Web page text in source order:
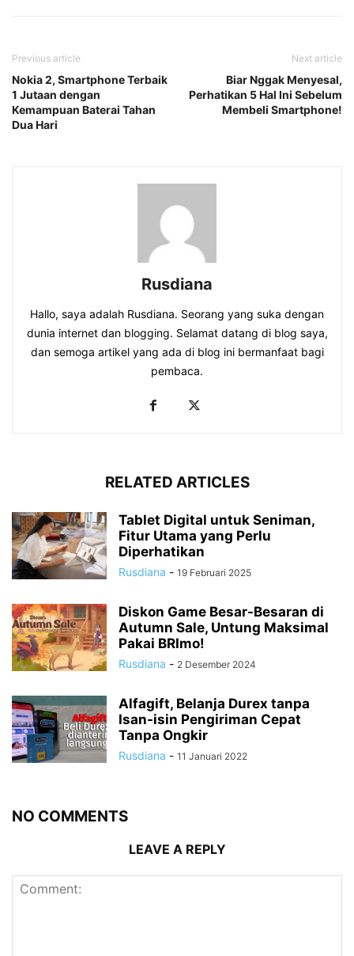
Previous article
Nokia 2, Smartphone Terbaik
1 Jutaan dengan
Kemampuan Baterai Tahan
Dua Hari
Next article
Biar Nggak Menyesal,
Perhatikan 5 Hal Ini Sebelum
Membeli Smartphone!
Rusdiana
Hallo, saya adalah Rusdiana. Seorang yang suka dengan
dunia internet dan blogging. Selamat datang di blog saya,
dan semoga artikel yang ada di blog ini bermanfaat bagi
pembaca.
RELATED ARTICLES
Tablet Digital untuk Seniman,
Fitur Utama yang Perlu
Diperhatikan
Rusdiana - 19 Februari 2025
Diskon Game Besar-Besaran di
Autumn Sale, Untung Maksimal
Pakai BRImo!
Rusdiana - 2 Desember 2024
Alfagift, Belanja Durex tanpa
Isan-isin Pengiriman Cepat
Tanpa Ongkir
Rusdiana - 11 Januari 2022
NO COMMENTS
LEAVE A REPLY